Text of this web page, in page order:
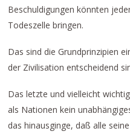
Beschuldigungen könnten
Todeszelle bringen.
Das sind die Grundprinzipien
der Zivilisation entscheidend
Das letzte und vielleicht
als Nationen kein
das hinausginge, daß alle